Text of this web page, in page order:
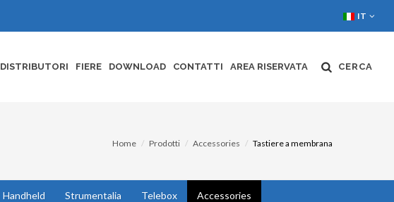
IT
DISTRIBUTORI FIERE DOWNLOAD CONTATTI AREA RISERVATA CERCA
Home Prodotti Accessories Tastiere a membrana
Handheld Strumentalia Telebox Accessories